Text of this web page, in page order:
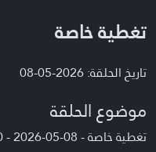
تغطية خاصة
تاريخ الحلقة: 2026-05-08
موضوع الحلقة
تغطية خاصة - 08-05-2026 - 10:00